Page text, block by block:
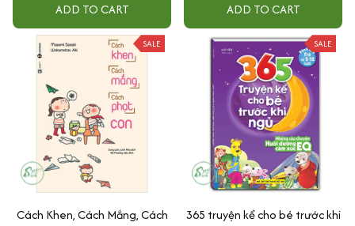
ADD TO CART ADD TO CART
SALE
Cách Khen, Cách Mắng, Cách
SALE
365 truyện kể cho bé trước khi